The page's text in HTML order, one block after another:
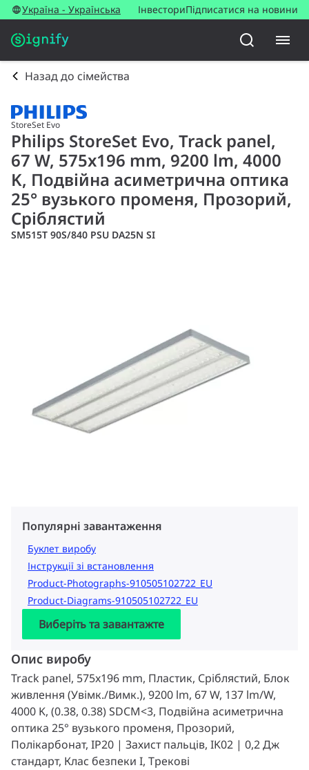
Україна - Українська ІнвесториПідписатися на новини
Назад до сімейства
StoreSet Evo
Philips StoreSet Evo, Track panel,
67 W, 575x196 mm, 9200 lm, 4000
K, Подвійна асиметрична оптика
25° вузького променя, Прозорий,
Сріблястий
SM515T 90S/840 PSU DA25N SI
Популярні завантаження
Буклет виробу
Інструкції зі встановлення
Product-Photographs-910505102722_EU
Product-Diagrams-910505102722_EU
Виберіть та завантажте
Опис виробу
Track panel, 575x196 mm, Пластик, Сріблястий, Блок
живлення (Увімк./Вимк.), 9200 lm, 67 W, 137 lm/W,
4000 K, (0.38, 0.38) SDCM<3, Подвійна асиметрична
оптика 25° вузького променя, Прозорий,
Полікарбонат, IP20 | Захист пальців, IK02 | 0,2 Дж
стандарт, Клас безпеки I, Трекові